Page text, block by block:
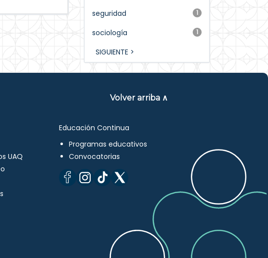
1
seguridad
1
sociología
SIGUIENTE >
Volver arriba ∧
UAQ
Educación Continua
Programas educativos
Convocatorias